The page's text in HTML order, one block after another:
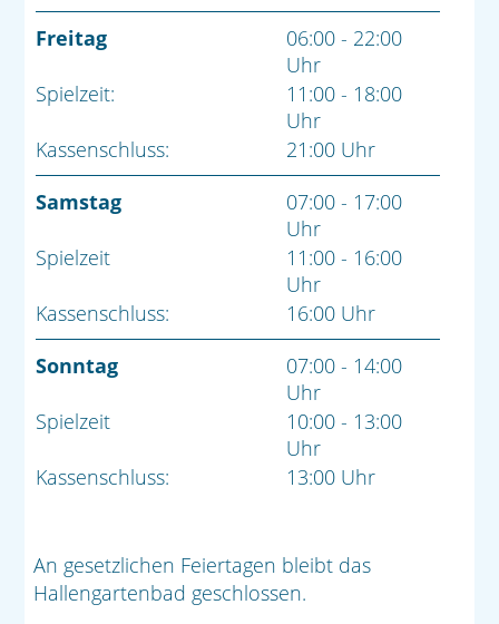
Freitag
06:00 - 22:00
Uhr
Spielzeit:
11:00 - 18:00
Uhr
Kassenschluss:
21:00 Uhr
Samstag
07:00 - 17:00
Uhr
Spielzeit
11:00 - 16:00
Uhr
Kassenschluss:
16:00 Uhr
Sonntag
07:00 - 14:00
Uhr
Spielzeit
10:00 - 13:00
Uhr
Kassenschluss:
13:00 Uhr
An gesetzlichen Feiertagen bleibt das
Hallengartenbad geschlossen.